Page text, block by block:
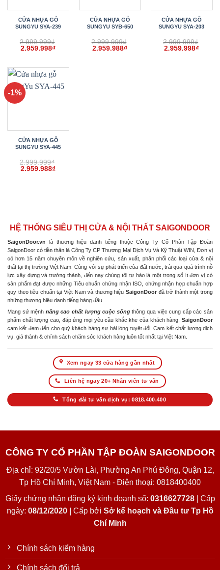
CỬA NHỰA GỖ
SUNGYU SYA-239
2.999.999₫
Giá
2.999.999₫.
2.959.998₫Giá
là:
2.959.998₫.
CỬA NHỰA GỖ
SUNGYU SYB-650
2.999.999₫
Giá
2.959.988₫Giá
CỬA NHỰA GỖ
SUNGYU SYA-203
2.999.999₫
Giá
2.959.998₫Giá
-1%
CỬA NHỰA GỖ
SUNGYU SYA-445
2.999.999₫
Giá
2.959.988₫Giá
HỆ THỐNG SIÊU THỊ CỬA & NỘI THẤT SAIGONDOOR
SaigonDoor.vn là thương hiệu danh tiếng thuộc Công Ty Cổ Phần Tập Đoàn
SaigonDoor có tiền thân là Công Ty CP Thương Mại Dịch Vụ Và Kỹ Thuật WIN, Đơn vị
có hơn 15 năm chuyên môn về nghiên cứu, sản xuất, phân phối các loại cửa & nội
thất tại thị trường Việt Nam. Cùng với sự phát triển của đất nước, trải qua quá trình nỗ
lực xây dựng và trưởng thành, đến nay chúng tôi tự hào là một trong số ít đơn vị có
sản phẩm đạt được những Tiêu chuẩn chứng nhận ISO, chứng nhận hợp chuẩn hợp
quy theo tiêu chuẩn tại Việt Nam và thương hiệu SaigonDoor đã trở thành một trong
những thương hiệu danh tiếng hàng đầu.
Mang sứ mệnh nâng cao chất lượng cuộc sốngthông qua việc cung cấp các sản
phẩm chất lượng cao, đáp ứng mọi yêu cầu khắc khe của khách hàng. SaigonDoor
cam kết đem đến cho quý khách hàng sự hài lòng tuyệt đối. Cam kết chất lượng dịch
vụ, giá thành & chính sách chăm sóc khách hàng luôn tốt nhất tại Việt Nam.
Xem ngay 33 cửa hàng gần nhất
Liên hệ ngay 20+ Nhân viên tư vấn
Tổng đài tư vấn dịch vụ: 0818.400.400
CÔNG TY CỔ PHẦN TẬP ĐOÀN SAIGONDOOR
Địa chỉ: 92/20/5 Vườn Lài, Phường An Phú Đông, Quận 12,
Tp Hồ Chí Minh, Việt Nam - Điện thoại: 0818400400
Giấy chứng nhận đăng ký kinh doanh số: 0316627728| Cấp
ngày: 08/12/2020 | Cấp bởi Sở kế hoạch và Đầu tư Tp Hồ
Chí Minh
Chính sách kiểm hàng
Chính sách đổi trả